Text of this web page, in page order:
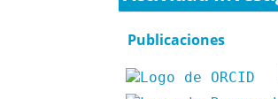
Publicaciones